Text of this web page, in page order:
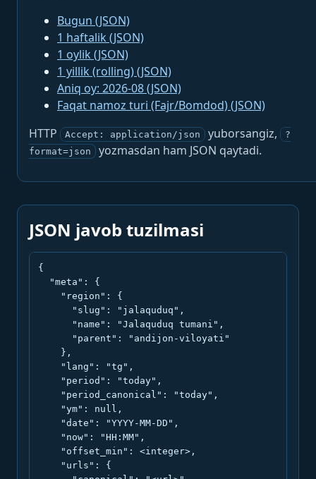
Bugun (JSON)
1 haftalik (JSON)
1 oylik (JSON)
1 yillik (rolling) (JSON)
Aniq oy: 2026-08 (JSON)
Faqat namoz turi (Fajr/Bomdod) (JSON)
HTTP
Accept: application/json yuborsangiz,
?
format=json
yozmasdan ham JSON qaytadi.
JSON javob tuzilmasi
{
  "meta": {
    "region": {
      "slug": "jalaquduq",
      "name": "Jalaquduq tumani",
      "parent": "andijon-viloyati"
    },
    "lang": "tg",
    "period": "today",
    "period_canonical": "today",
    "ym": null,
    "date": "YYYY-MM-DD",
    "now": "HH:MM",
    "offset_min": <integer>,
    "urls": {